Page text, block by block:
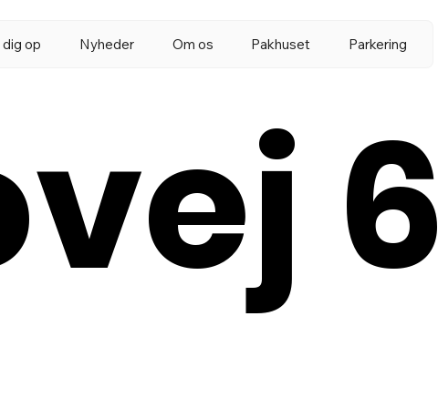
op Nyheder Om os Pakhuset Parkering
6